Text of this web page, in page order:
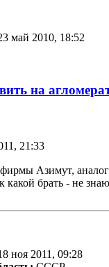
май 2010, 18:52
на
21:33
фирмы Азимут,
какой брать - не
ноя 2011, 09:28